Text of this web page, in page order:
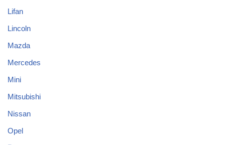
Lifan
Lincoln
Mazda
Mercedes
Mini
Mitsubishi
Nissan
Opel